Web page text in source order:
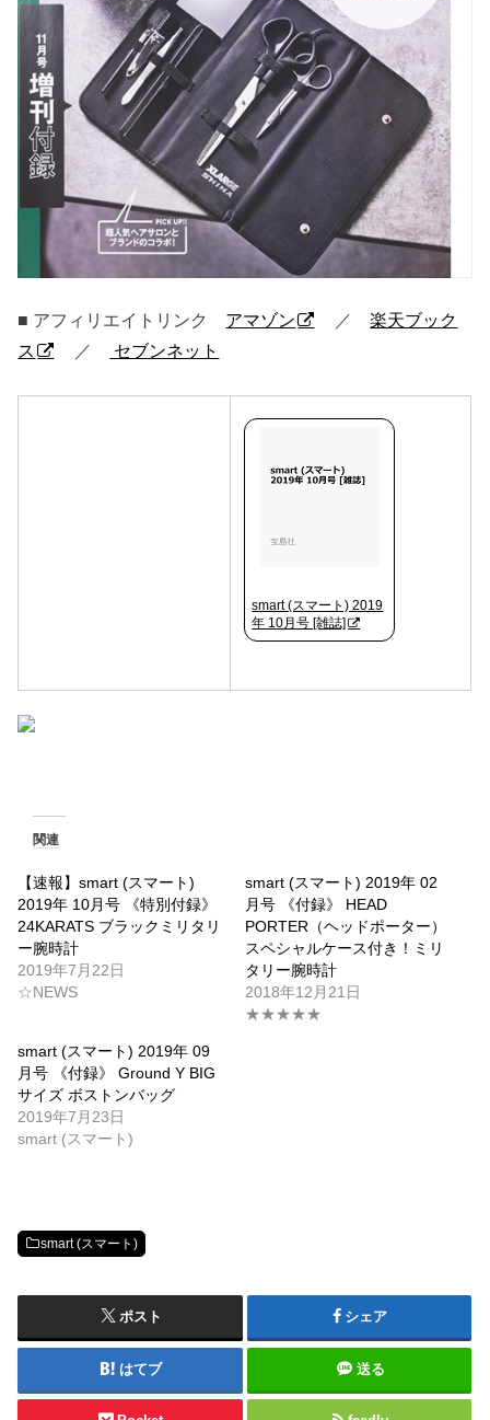
■ アフィリエイトリンク アマゾン ／楽天ブック
ス
／ セブンネット
smart (スマート) 2019
年 10月号 [雑誌]
関連
【速報】smart (スマート)
2019年 10月号 《特別付録》
24KARATS ブラックミリタリ
ー腕時計
2019年7月22日
☆NEWS
smart (スマート) 2019年 02
月号 《付録》 HEAD
PORTER（ヘッドポーター）
スペシャルケース付き！ミリ
タリー腕時計
2018年12月21日
★★★★★
smart (スマート) 2019年 09
月号 《付録》 Ground Y BIG
サイズ ボストンバッグ
2019年7月23日
smart (スマート)
smart (スマート)
ポスト シェア
はてブ 送る